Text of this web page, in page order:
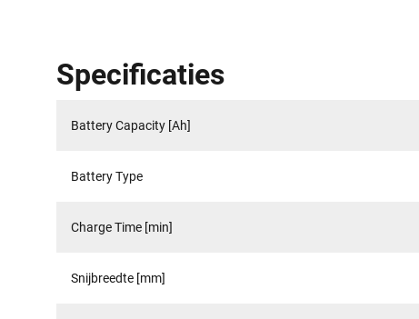
Specificaties
Battery Capacity [Ah]
Battery Type
Charge Time [min]
Snijbreedte [mm]